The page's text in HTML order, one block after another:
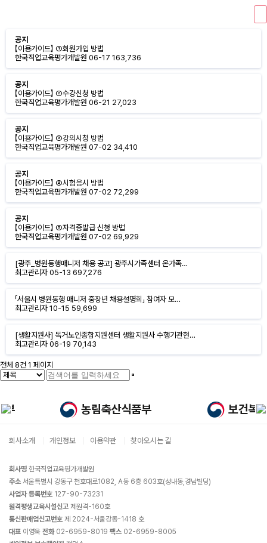
공지
【이용가이드】 ①회원가입 방법
한국직업교육평가개발원 06-17 163,736
공지
【이용가이드】 ②수강신청 방법
한국직업교육평가개발원 06-21 27,023
공지
【이용가이드】 ③강의시청 방법
한국직업교육평가개발원 07-02 34,410
공지
【이용가이드】 ④시험응시 방법
한국직업교육평가개발원 07-02 72,299
공지
【이용가이드】 ⑤자격증발급 신청 방법
한국직업교육평가개발원 07-02 69,929
[광주_병원동행매니저 채용 공고] 광주시가족센터 온가족…
최고관리자 05-13 697,276
「서울시 병원동행 매니저 중장년 채용설명회」 참여자 모…
최고관리자 10-15 59,699
[생활지원사] 독거노인종합지원센터 생활지원사 수행기관현…
최고관리자 06-19 70,143
전체 8건 1 페이지
회사소개 개인정보 이용약관 찾아오시는 길
회사명 한국직업교육평가개발원
주소 서울특별시 강동구 천호대로1082, A동 6층 603호(성내동,경남빌딩)
사업자 등록번호 127-90-73231
원격평생교육시설신고 제원격-160호
통신판매업신고번호 제 2024-서울강동-1418 호
대표 이영욱 전화02-6959-8019 팩스 02-6959-8005